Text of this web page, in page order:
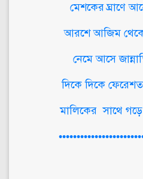
মেশকের ঘ্রাণে
আরশে আজিম
নেমে আসে
দিকে দিকে
মালিকের সাথে